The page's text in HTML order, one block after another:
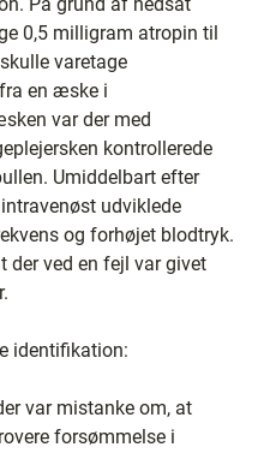
0,5 milligram atropin til
varetage
en æske i
var der med
kontrollerede
Umiddelbart efter
udviklede
og forhøjet blodtryk.
der ved en fejl var givet
identifikation:
var mistanke om, at
forsømmelse i